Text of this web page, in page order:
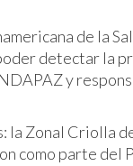
de la
detectar la
y
la Zonal Criolla
como parte del